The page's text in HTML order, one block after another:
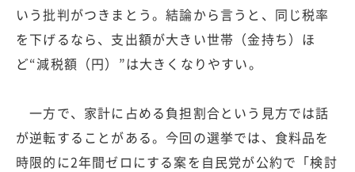
いう批判がつきまとう。結論から言うと、同じ税率
を下げるなら、支出額が大きい世帯（金持ち）ほ
ど“減税額（円）”は大きくなりやすい。
一方で、家計に占める負担割合という見方では話
が逆転することがある。今回の選挙では、食料品を
時限的に2年間ゼロにする案を自民党が公約で「検討